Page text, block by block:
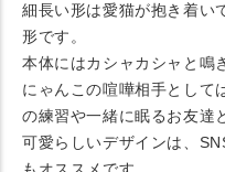
細長い形は愛猫が抱き着い
形です。
本体にはカシャカシャと鳴
にゃんこの喧嘩相手として
の練習や一緒に眠るお友達
可愛らしいデザインは、